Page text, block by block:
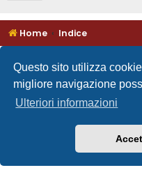
Questo sito utilizza
migliore navigazione
Ulteriori informazioni
Home Indice